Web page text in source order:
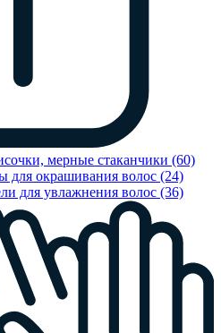
мерные стаканчики (60)
для окрашивания волос (24)
для увлажнения волос (36)